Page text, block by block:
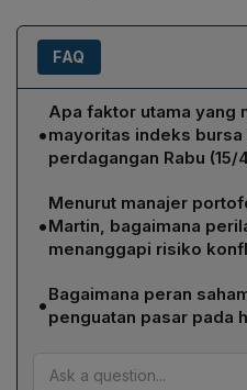
FAQ
•
Apa faktor utama yang
mayoritas indeks bursa
perdagangan Rabu (15/
Kenaikan tersebut
harapan bahwa konflik
memperkuat sentimen
Donald Trump tentang
indikasi kuat Iran untuk
damai menambah
mengurangi
global, sehingga
•
Menurut manajer
Martin, bagaimana
menanggapi risiko
Martin menjelaskan
mengurangi eksposur
menahan posisi untuk
konflik. Namun, ketika
harapan damai muncul,
•Bagaimana peran
penguatan pasar pada
Saham Broadcom
dengan kenaikan sekitar